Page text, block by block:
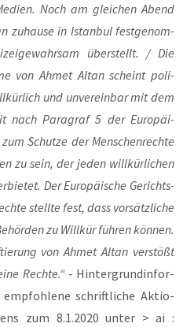
Noch am glei­chen Abend
zuhau­se in Istan­bul fest­ge­nom­
über­stellt. / Die
von Ahmet Altan scheint poli­
und unver­ein­bar mit dem
nach Para­graf 5 der Euro­päi­
Schut­ze der Men­schen­rech­te
zu sein, der jeden will­kür­li­chen
Der Euro­päi­sche Gerichts­
stell­te fest, dass vor­sätz­li­che
zu Will­kür füh­ren kön­nen.
von Ahmet Altan ver­stößt
Rech­te.“ - Hin­ter­grund­in­for­
emp­foh­le­ne schrift­li­che Aktio­
zum 8.1.2020 unter > ai :